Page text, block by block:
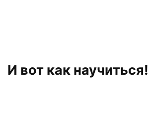
И вот как научиться!